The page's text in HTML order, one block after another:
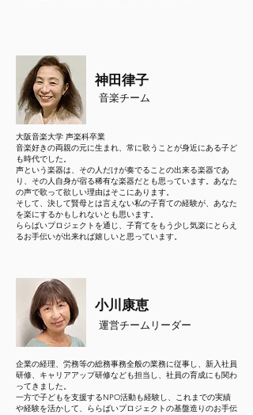
神田律子
音楽チーム
大阪音楽大学 声楽科卒業
音楽好きの両親の元に生まれ、常に歌うことが身近にある子ど
も時代でした。
声という楽器は、その人だけが奏でることの出来る楽器であ
り、その人自身が宿る稀有な楽器だとも思っています。あなた
の声で歌って欲しい理由はそこにあります。
そして、決して賢母とは言えない私の子育ての経験が、あなた
を楽にするかもしれないとも思います。
ららばいプロジェクトを通じ、子育てをもう少し気楽にとらえ
るお手伝いが出来れば嬉しいと思っています。
​小川康恵
​運営チームリーダー
​企業の経理、労務等の総務事務全般の業務に従事し、新入社員
研修、キャリアアップ研修なども担当し、社員の育成にも関わ
ってきました。
一方で子どもを支援するNPO活動も経験し、これまでの実績
や経験を活かして、ららばいプロジェクトの基盤造りのお手伝